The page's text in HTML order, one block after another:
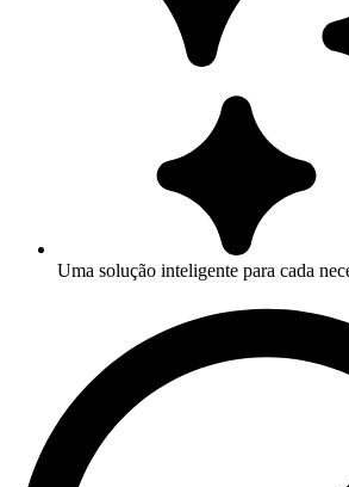
Uma solução inteligente para cada